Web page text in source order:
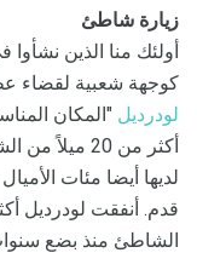
زيارة شاطئ
كوجهة شعبية لقضاء
لودرديل "المكان
أكثر من 20 ميلاً من الشواطئ الجميلة
لديها أيضا مئات
الشاطئ منذ بضع